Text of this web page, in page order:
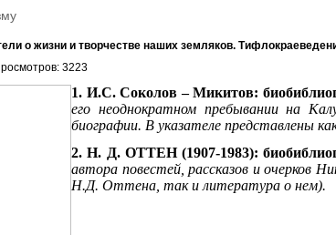
о жизни и творчестве наших земляков.
3223
1. И.С. Соколов – Микитов:
его неоднократном пребывании на
биографии. В указателе представлены
2. Н. Д. ОТТЕН (1907-1983):
автора повестей, рассказов и очерков
Н.Д. Оттена, так и литература о нем).